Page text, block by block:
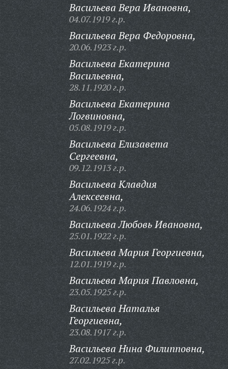
Васильева Вера Ивановна,
04.07.1919 г.р.
Васильева Вера Федоровна,
20.06.1923 г.р.
Васильева Екатерина
Васильевна,
28.11.1920 г.р.
Васильева Екатерина
Логвиновна,
05.08.1919 г.р.
Васильева Елизавета
Сергеевна,
09.12.1913 г.р.
Васильева Клавдия
Алексеевна,
24.06.1924 г.р.
Васильева Любовь Ивановна,
25.01.1922 г.р.
Васильева Мария Георгиевна,
12.01.1919 г.р.
Васильева Мария Павловна,
23.05.1925 г.р.
Васильева Наталья
Георгиевна,
23.08.1917 г.р.
Васильева Нина Филипповна,
27.02.1925 г.р.